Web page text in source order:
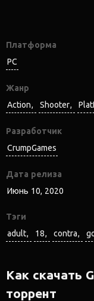
Платформа
PC
Жанр
Action
Shooter
Разработчик
CrumpGames
Дата релиза
Июнь 10, 2020
Тэги
adult
18 contra
Как скачать
торрент